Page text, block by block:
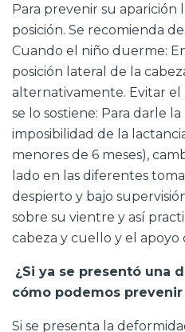
Para prevenir su aparición
posición. Se recomienda
Cuando el niño duerme:
posición lateral de la
alternativamente. Evitar el
se lo sostiene: Para darle
imposibilidad de la
menores de 6 meses),
lado en las diferentes
despierto y bajo
sobre su vientre y así
cabeza y cuello y el apoyo
¿Si ya se presentó una
cómo podemos
Si se presenta la